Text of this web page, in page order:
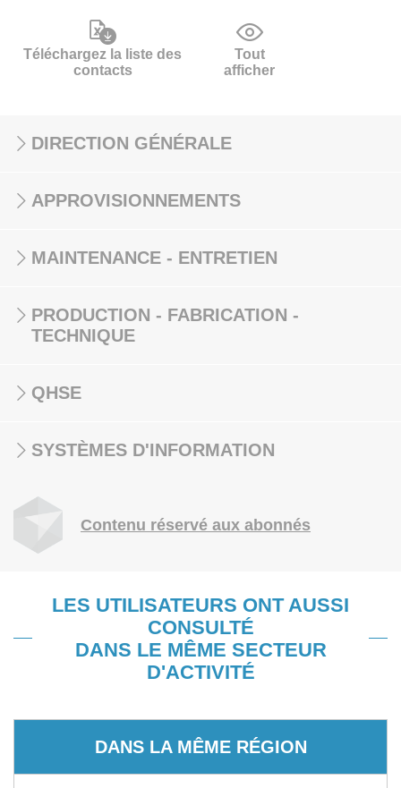
Téléchargez la liste des
contacts
Tout
afficher
DIRECTION GÉNÉRALE
APPROVISIONNEMENTS
MAINTENANCE - ENTRETIEN
PRODUCTION - FABRICATION -
TECHNIQUE
QHSE
SYSTÈMES D'INFORMATION
Contenu réservé aux abonnés
LES UTILISATEURS ONT AUSSI
CONSULTÉ
DANS LE MÊME SECTEUR
D'ACTIVITÉ
DANS LA MÊME RÉGION